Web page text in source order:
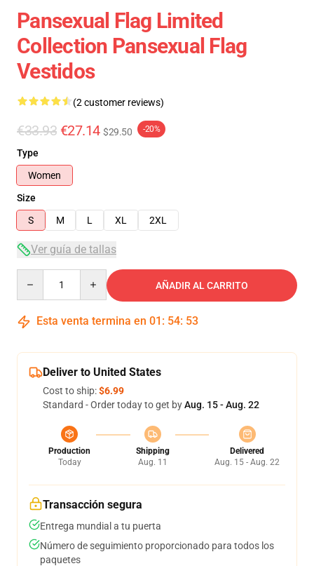
Pansexual Flag Limited
Collection Pansexual Flag
Vestidos
(2 customer reviews)
€33.93 €27.14 $29.50 -20%
Type
Women
Size
S
M L XL 2XL
Ver guía de tallas
AÑADIR AL CARRITO
Esta venta termina en 01 : 54: 53
Deliver to United States
Cost to ship:$6.99
Standard - Order today to get byAug. 15 - Aug. 22
Production
Today
Shipping
Aug. 11
Delivered
Aug. 15 - Aug. 22
Transacción segura
Entrega mundial a tu puerta
Número de seguimiento proporcionado para todos los
paquetes